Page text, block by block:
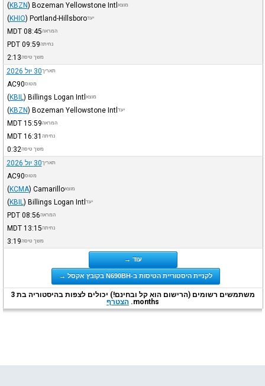
מוצא Bozeman Yellowstone Intl
(KBZN)
יעדPortland-Hillsboro
(KHIO)
המראה08:45
MDT
נחיתה09:59
PDT
משך טיסה2:13
תאריך30 יול 2026
מטוסAC90
מוצא Billings Logan Intl
(KBIL )
יעד Bozeman Yellowstone Intl
(KBZN)
המראה15:59
MDT
נחיתה 16:31
MDT
משך טיסה0:32
תאריך30 יול 2026
מטוסAC90
מוצאCamarillo
(KCMA)
יעד Billings Logan Intl
(KBIL )
המראה08:56
PDT
נחיתה13:15
MDT
משך טיסה3:19
עוד →
לקניית היסטוריית הטיסות ב-N690BH בקובץ אקסל →
משתמשים רשומים (הרישום הוא קל ובחינם!) יכולים לצפות בהיסטוריה בת 3
months. הצטרף